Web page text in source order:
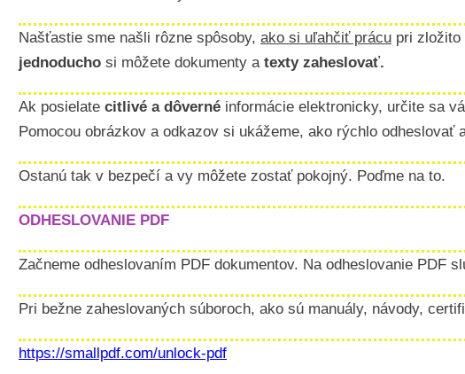
Našťastie sme našli rôzne spôsoby, ako si uľahčiť prácu pri zložito
jednoducho si môžete dokumenty a texty zaheslovať.
Ak posielate citlivé a dôverné informácie elektronicky, určite sa
Pomocou obrázkov a odkazov si ukážeme, ako rýchlo
Ostanú tak v bezpečí a vy môžete zostať pokojný. Poďme na to.
ODHESLOVANIE PDF
Začneme odheslovaním PDF dokumentov. Na odheslovanie PDF
Pri bežne zaheslovaných súboroch, ako sú manuály, návody,
https://smallpdf.com/unlock-pdf